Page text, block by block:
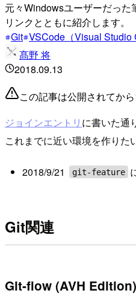
元々Windowsユーザーだっ
リンクとともに紹介します。
Git VSCode（Visual Studio
髙野 将
2018.09.13
この記事は公開されてか
ジョインエントリ に書いた通
これまでに近い環境を作りた
2018/9/21 git-feature
Git関連
Git-flow (AVH Edition)